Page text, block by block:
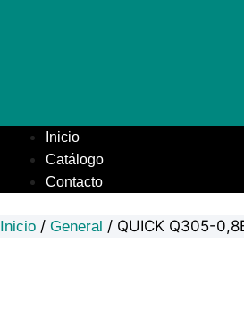
Inicio
Catálogo
Contacto
Inicio / General / QUICK Q305-